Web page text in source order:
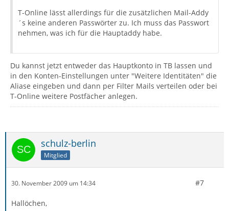
T-Online lässt allerdings für die zusätzlichen Mail-Addy
´s keine anderen Passwörter zu. Ich muss das Passwort
nehmen, was ich für die Hauptaddy habe.
Du kannst jetzt entweder das Hauptkonto in TB lassen und
in den Konten-Einstellungen unter "Weitere Identitäten" die
Aliase eingeben und dann per Filter Mails verteilen oder bei
T-Online weitere Postfächer anlegen.
schulz-berlin
Mitglied
30. November 2009 um 14:34 #7
Hallöchen,